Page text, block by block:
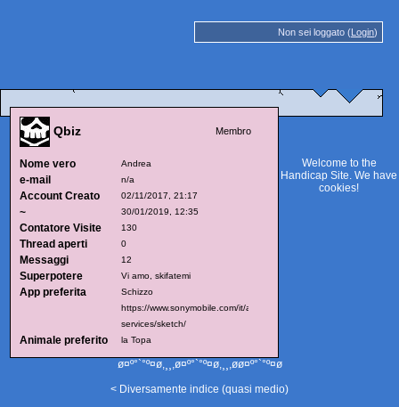
Non sei loggato (Login)
Qbiz Membro
Nome vero Andrea
e-mail n/a
Account Creato 02/11/2017, 21:17
~ 30/01/2019, 12:35
Contatore Visite 130
Thread aperti 0
Messaggi 12
Superpotere Vi amo, skifatemi
App preferita
Schizzo
https://www.sonymobile.com/it/apps-
services/sketch/
Animale preferito la Topa
Welcome to the
Handicap Site. We have
cookies!
ø¤º°`°º¤ø,¸¸,ø¤º°`°º¤ø,¸¸,øø¤º°`°º¤ø
< Diversamente indice (quasi medio)